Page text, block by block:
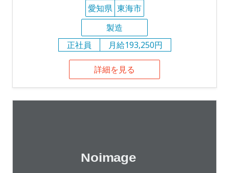
愛知県 東海市
製造
正社員
月給193,250円
詳細を見る